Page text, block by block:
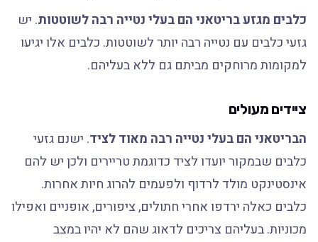
כלבים מגזע בריטאני הם בעלי נטייה רבה לשוטטות. יש
גזעי כלבים עם נטייה רבה יותר לשוטטות. כלבים אלו יגיעו
למקומות מרוחקים מביתם גם ללא בעליהם.
ציידים מעולים
הבריטאני הם בעלי נטייה רבה מאוד לציד. ישנם גזעי
כלבים שבמקור יועדו לציד כדוגמת טריירים ולכן יש להם
אינסטינקט מולד לרדוף ולפעמים להרוג חיות אחרות.
כלבים כאלה ירדפו אחרי חתולים, ציפורים, אופניים ואפילו
מכוניות. בעליהם צריכים לדאוג שהם לא יהיו במצב